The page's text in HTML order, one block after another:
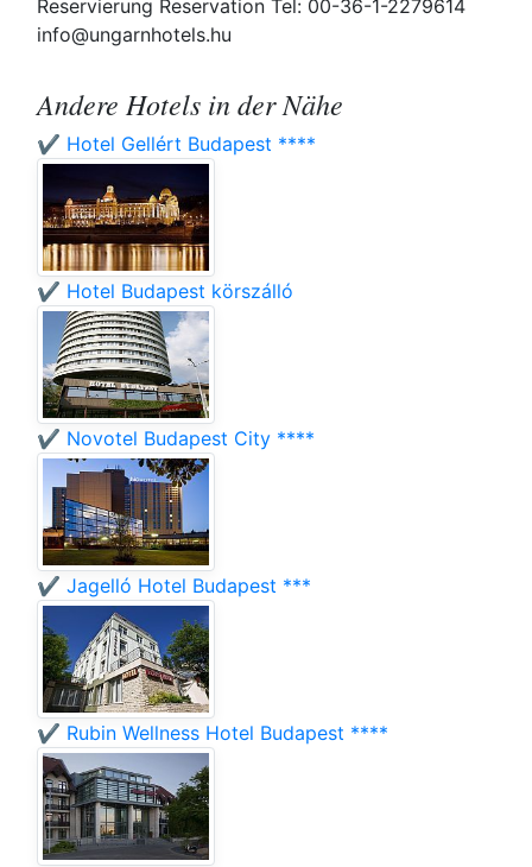
Reservierung Reservation Tel: 00-36-1-2279614
info@ungarnhotels.hu
Andere Hotels in der Nähe
✔️ Hotel Gellért Budapest ****
✔️ Hotel Budapest körszálló
✔️ Novotel Budapest City ****
✔️ Jagelló Hotel Budapest ***
✔️ Rubin Wellness Hotel Budapest ****